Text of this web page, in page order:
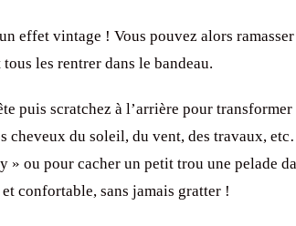
effet vintage ! Vous pouvez alors
les rentrer dans le bandeau.
puis scratchez à l’arrière pour transformer
cheveux du soleil, du vent, des travaux,
» ou pour cacher un petit trou une pelade
confortable, sans jamais gratter !